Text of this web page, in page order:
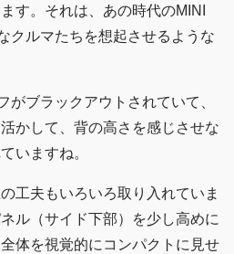
す。それは、あの時代のMINI
クルマたちを想起させるような
がブラックアウトされていて、
かして、背の高さを感じさせな
いますね。
の工夫もいろいろ取り入れていま
ル（サイド下部）を少し高めに
体を視覚的にコンパクトに見せ